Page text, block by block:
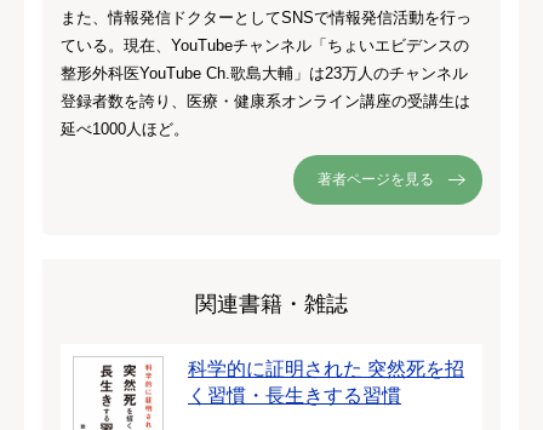
また、情報発信ドクターとしてSNSで情報発信活動を行っ
ている。現在、YouTubeチャンネル「ちょいエビデンスの
整形外科医YouTube Ch.歌島大輔」は23万人のチャンネル
登録者数を誇り、医療・健康系オンライン講座の受講生は
延べ1000人ほど。
著者ページを見る
関連書籍・雑誌
科学的に証明された 突然死を招
く習慣・長生きする習慣